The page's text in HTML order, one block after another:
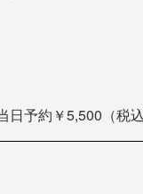
日予約￥5,500（税